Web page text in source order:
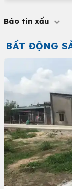
Báo tin xấu
BẤT ĐỘNG